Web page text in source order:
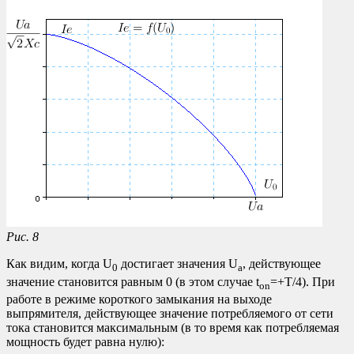
Рис. 8
Как видим, когда U0 достигает значения Ua, действующее
значение становится равным 0 (в этом случае ton=+T/4). При
работе в режиме короткого замыкания на выходе
выпрямителя, действующее значение потребляемого от сети
тока становится максимальным (в то время как потребляемая
мощность будет равна нулю):